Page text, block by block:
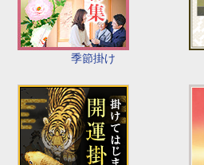
季節掛け